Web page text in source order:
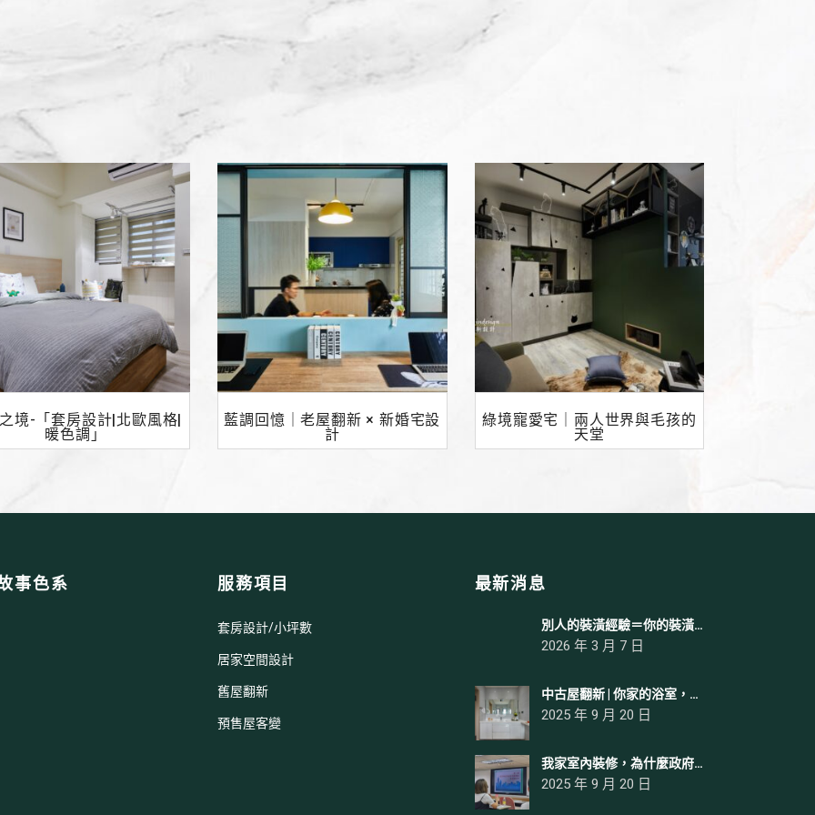
境-「套房設計|北歐風格|
暖色調」
藍調回憶｜老屋翻新 × 新婚宅設
計
綠境寵愛宅｜兩人世界與毛孩的
天堂
事色系 服務項目
套房設計/小坪數
居家空間設計
舊屋翻新
預售屋客變
最新消息
別人的裝潢經驗＝你的裝潢經驗嗎？
2026 年 3 月 7 日
中古屋翻新 | 你家的浴室，有哪些功能呢？
2025 年 9 月 20 日
我家室內裝修，為什麼政府要管這麼多？
2025 年 9 月 20 日